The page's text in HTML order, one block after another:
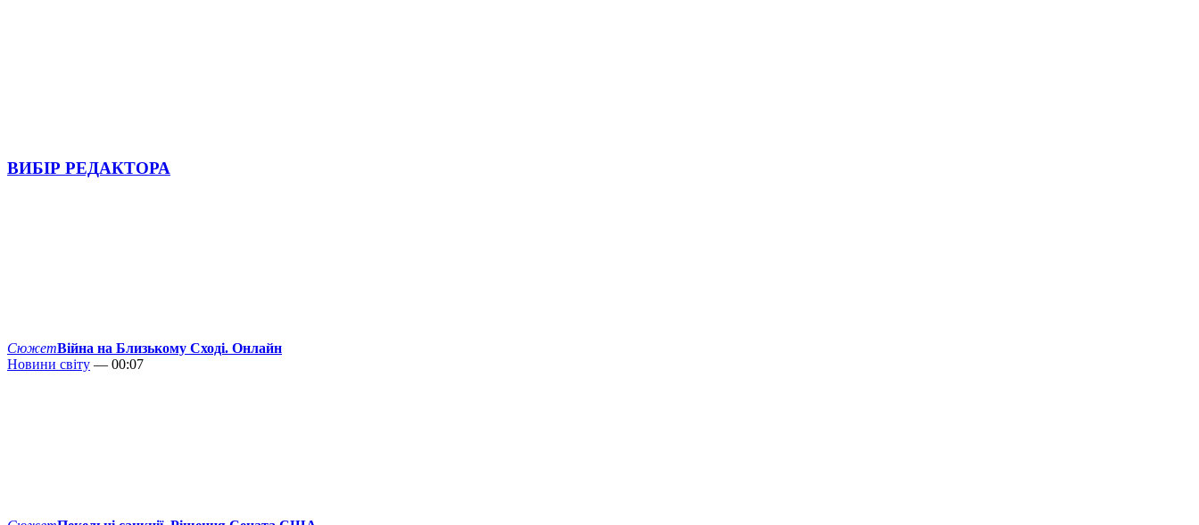
ВИБІР РЕДАКТОРА
СюжетВійна на Близькому Сході. Онлайн
Новини світу — 00:07